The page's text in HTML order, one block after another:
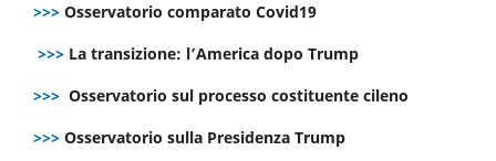
>>> Osservatorio comparato Covid19
>>> La transizione: l’America dopo Trump
>>> Osservatorio sul processo costituente cileno
>>> Osservatorio sulla Presidenza Trump